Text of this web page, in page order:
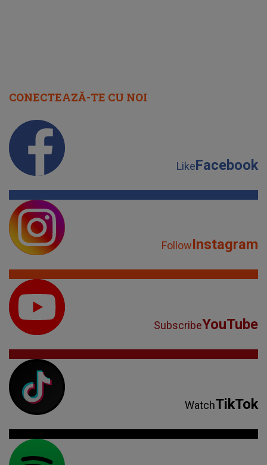
CONECTEAZĂ-TE CU NOI
LikeFacebook
FollowInstagram
SubscribeYouTube
WatchTikTok